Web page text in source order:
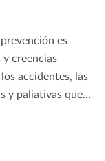
es
creencias
accidentes, las
y paliativas que